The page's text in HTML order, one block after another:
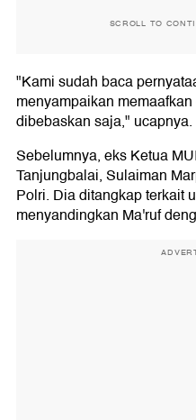
SCROLL TO
"Kami sudah baca
menyampaikan
dibebaskan saja," ucapnya.
Sebelumnya, eks Ketua
Tanjungbalai, Sulaiman
Polri. Dia ditangkap terkait
menyandingkan Ma'ruf